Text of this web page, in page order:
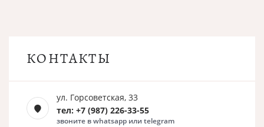
КОНТАКТЫ
ул. Горсоветская, 33
тел: +7 (987) 226-33-55
звоните в whatsapp или telegram